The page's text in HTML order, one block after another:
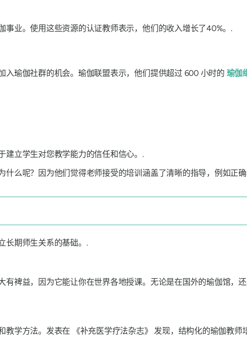
业。使用这些资源的认证教师表示，他们的收入增长了40%。.
瑜伽社群的机会。瑜伽联盟表示，他们提供超过 600 小时的 瑜伽
建立学生对您教学能力的信任和信心。.
什么呢？因为他们觉得老师接受的培训涵盖了清晰的指导，例如正
长期师生关系的基础。.
裨益，因为它能让你在世界各地授课。无论是在国外的瑜伽馆，
教学方法。发表在 《补充医学疗法杂志》 发现，结构化的瑜伽教师